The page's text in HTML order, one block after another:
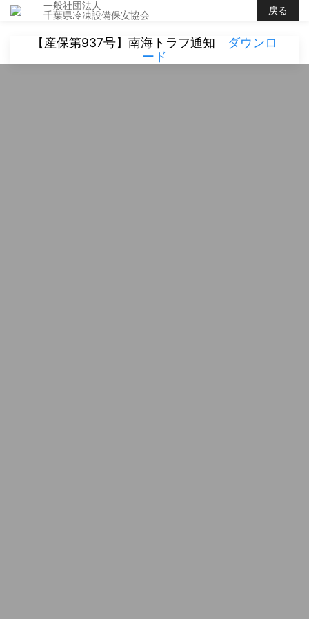
一般社団法人
千葉県冷凍設備保安協会
戻る
【産保第937号】南海トラフ通知 ダウンロ
ード